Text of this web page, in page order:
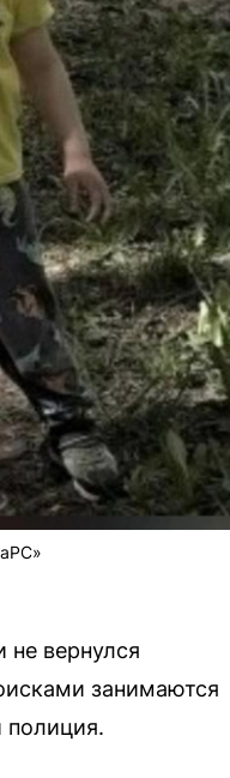
вернулся
занимаются
полиция.